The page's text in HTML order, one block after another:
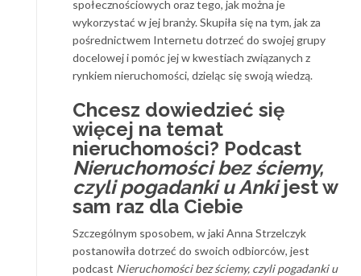
społecznościowych oraz tego, jak można je
wykorzystać w jej branży. Skupiła się na tym, jak za
pośrednictwem Internetu dotrzeć do swojej grupy
docelowej i pomóc jej w kwestiach związanych z
rynkiem nieruchomości, dzieląc się swoją wiedzą.
Chcesz dowiedzieć się
więcej na temat
nieruchomości? Podcast
Nieruchomości bez ściemy,
czyli pogadanki u Ankijest w
sam raz dla Ciebie
Szczególnym sposobem, w jaki Anna Strzelczyk
postanowiła dotrzeć do swoich odbiorców, jest
podcast Nieruchomości bez ściemy, czyli pogadanki u